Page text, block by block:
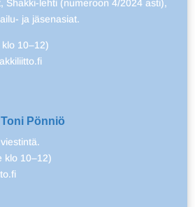
Shakki-lehti (numeroon 4/2024 asti),
ja jäsenasiat.
10–12)
Pönniö
klo 10–12)